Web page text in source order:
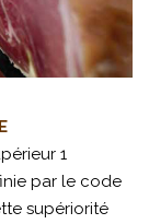
1
par le code
supériorité